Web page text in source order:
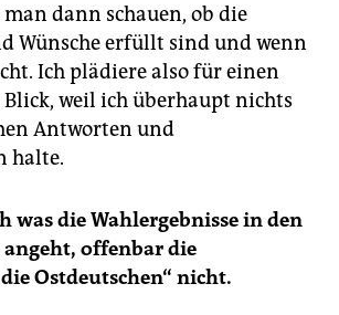
dann schauen, ob die
Wünsche erfüllt sind und wenn
Ich plädiere also für einen
weil ich überhaupt nichts
Antworten und
halte.
was die Wahlergebnisse in den
offenbar die
Ostdeutschen“ nicht.